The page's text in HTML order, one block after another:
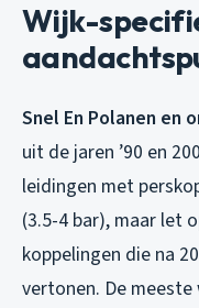
Wijk-
Snel En Polanen en
uit de jaren ’90 en
leidingen met
(3.5-4 bar), maar let
koppelingen die na
vertonen. De